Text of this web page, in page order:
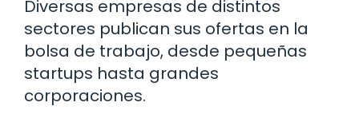
Diversas empresas de distintos
sectores publican sus ofertas en la
bolsa de trabajo, desde pequeñas
startups hasta grandes
corporaciones.